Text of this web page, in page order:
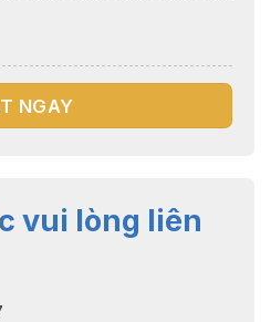
NGAY
vui lòng liên